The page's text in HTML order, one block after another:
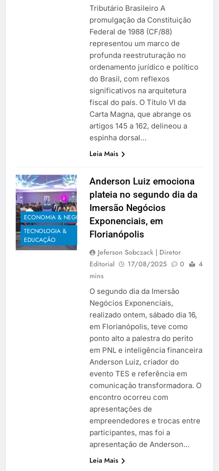
Tributário Brasileiro A
promulgação da Constituição
Federal de 1988 (CF/88)
representou um marco de
profunda reestruturação no
ordenamento jurídico e político
do Brasil, com reflexos
significativos na arquitetura
fiscal do país. O Título VI da
Carta Magna, que abrange os
artigos 145 a 162, delineou a
espinha dorsal…
Leia Mais
ECONOMIA & NEGÓCIOS
TECNOLOGIA &
EDUCAÇÃO
Anderson Luiz emociona
plateia no segundo dia da
Imersão Negócios
Exponenciais, em
Florianópolis
Jeferson Sobczack | Diretor
Editorial
17/08/2025 0
4
mins
O segundo dia da Imersão
Negócios Exponenciais,
realizado ontem, sábado dia 16,
em Florianópolis, teve como
ponto alto a palestra do perito
em PNL e inteligência financeira
Anderson Luiz, criador do
evento TES e referência em
comunicação transformadora. O
encontro ocorreu com
apresentações de
empreendedores e trocas entre
participantes, mas foi a
apresentação de Anderson…
Leia Mais